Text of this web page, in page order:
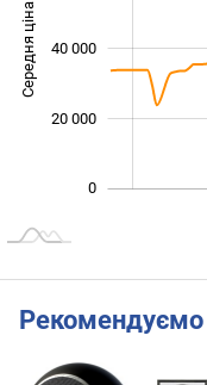
Середня ціна 10 000
0
20 000
40 000
Рекомендуємо